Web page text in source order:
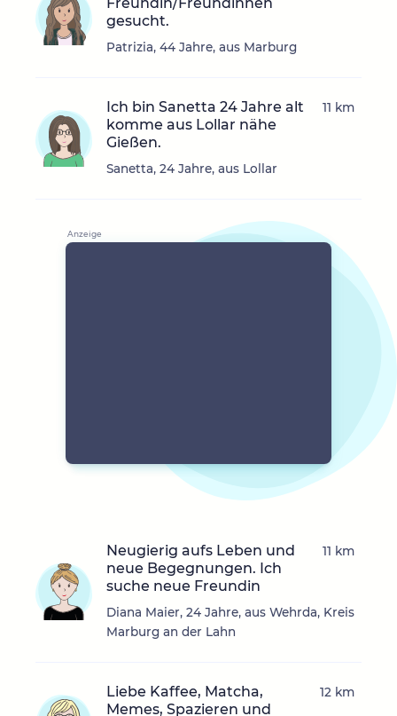
gesucht.
Patrizia, 44 Jahre, aus Marburg
Ich bin Sanetta 24 Jahre alt
komme aus Lollar nähe
Gießen.
Sanetta, 24 Jahre, aus Lollar
11 km
Neugierig aufs Leben und
neue Begegnungen. Ich
suche neue Freundin
Diana Maier, 24 Jahre, aus Wehrda, Kreis
Marburg an der Lahn
11 km
Liebe Kaffee, Matcha,
Memes, Spazieren und
12 km